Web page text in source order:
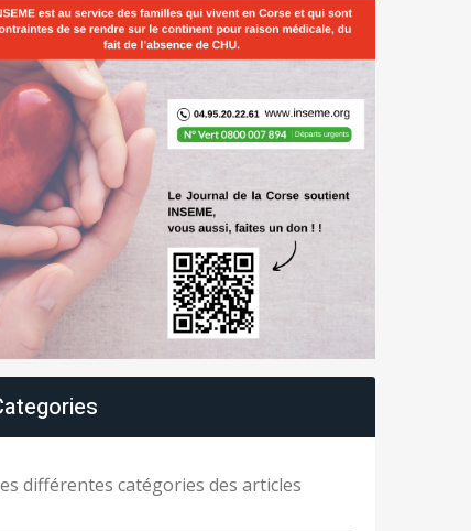
différentes catégories des articles